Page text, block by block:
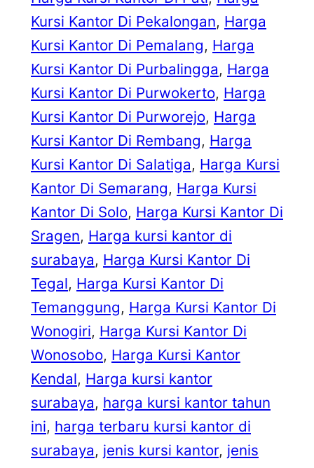
Kursi Kantor Di Pekalongan, Harga
Kursi Kantor Di Pemalang, Harga
Kursi Kantor Di Purbalingga, Harga
Kursi Kantor Di Purwokerto, Harga
Kursi Kantor Di Purworejo, Harga
Kursi Kantor Di Rembang, Harga
Kursi Kantor Di Salatiga, Harga Kursi
Kantor Di Semarang, Harga Kursi
Kantor Di Solo, Harga Kursi Kantor Di
Sragen, Harga kursi kantor di
surabaya, Harga Kursi Kantor Di
Tegal, Harga Kursi Kantor Di
Temanggung, Harga Kursi Kantor Di
Wonogiri, Harga Kursi Kantor Di
Wonosobo, Harga Kursi Kantor
Kendal, Harga kursi kantor
surabaya, harga kursi kantor tahun
ini, harga terbaru kursi kantor di
surabaya, jenis kursi kantor, jenis